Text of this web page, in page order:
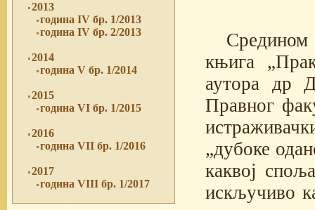
2013
година IV бр. 1/2013
година IV бр. 2/2013
2014
година V бр. 1/2014
2015
година VI бр. 1/2015
2016
година VII бр. 1/2016
2017
година VIII бр. 1/2017
књига
аутора др
Правног
„дубоке
каквој
искључиво